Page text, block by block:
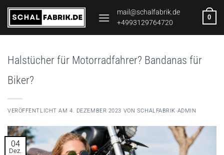
Zum
Inhalt
springen
mail@schalfabrik.de
+4993129764720
0
Halstücher für Motorradfahrer? Bandanas für
Biker?
VERÖFFENTLICHT AM4. DEZEMBER 2023 VON SCHALFABRIK ADMIN
04
Dez.